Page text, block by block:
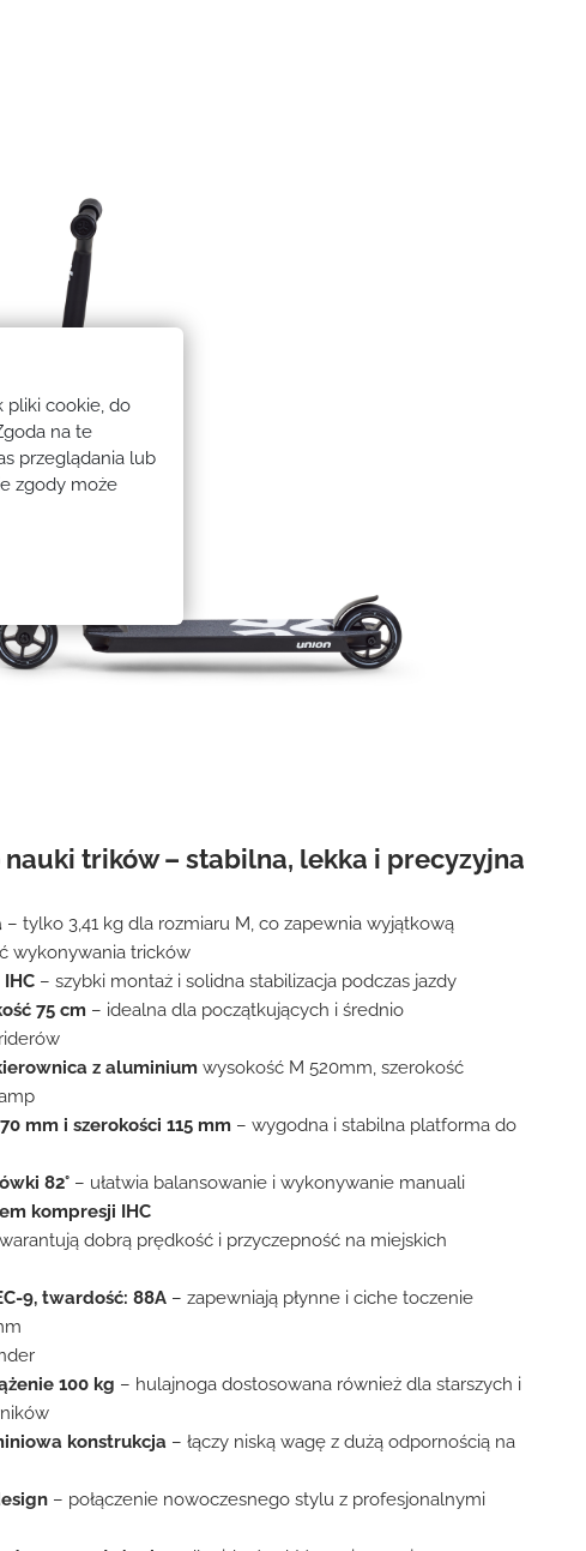
trików – stabilna, lekka i precyzyjna
– tylko 3,41 kg dla rozmiaru M, co zapewnia wyjątkową
wykonywania tricków
– szybki montaż i solidna stabilizacja podczas jazdy
75 cm – idealna dla początkujących i średnio
z aluminium wysokość M 520mm, szerokość
mm i szerokości 115 mm – wygodna i stabilna platforma do
82° – ułatwia balansowanie i wykonywanie manuali
kompresji IHC
dobrą prędkość i przyczepność na miejskich
9, twardość: 88A – zapewniają płynne i ciche toczenie
100 kg – hulajnoga dostosowana również dla starszych i
konstrukcja – łączy niską wagę z dużą odpornością na
– połączenie nowoczesnego stylu z profesjonalnymi
pliki cookie, do
na te
przeglądania lub
zgody może